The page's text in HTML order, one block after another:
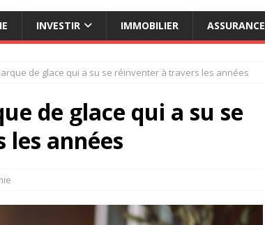
INVESTIR IMMOBILIER ASSURANCE
de glace qui a su se réinventer à travers les années
de glace qui a su se
années